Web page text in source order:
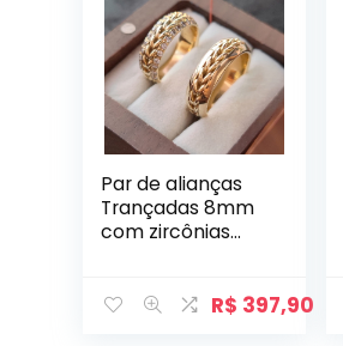
Par de alianças
Trançadas 8mm
com zircônias
R$ 397,90